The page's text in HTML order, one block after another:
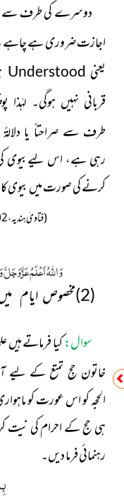
دوسرے کی طرف سے
اجازت ضروری ہے چاہے یہ
یعنی Understood
قربانی نہیں ہوگی۔
طرف سے صراحتاً یا
رہی ہے، اس لیےبیوی
کرنے کی صورت میں بیوی کا
وَاللہُ اَعْلَمُ
(2)مخصوص ایام
سوال:کیا فرماتے
خاتون حجِ تمتع کے لیے
الحجہ کو اس عورت کو
ہی حج کے احرام کی نیت
رہنمائی فرما دیں۔